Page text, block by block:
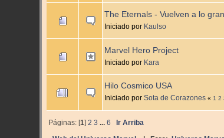
The Eternals - Vuelven a lo
Iniciado por Kaulso
Marvel Hero Project
Iniciado por Kara
Hilo Cosmico USA
Iniciado porSota de Corazones « 1 2
Páginas: [1] 2 3 ... 6 Ir Arriba